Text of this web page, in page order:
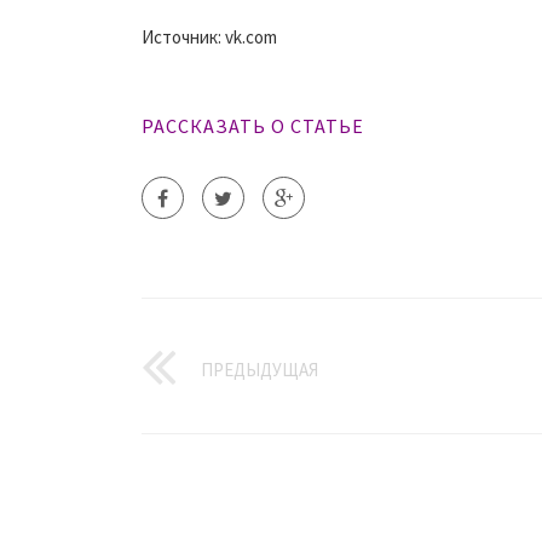
Источник: vk.com
РАССКАЗАТЬ О СТАТЬЕ
ПРЕДЫДУЩАЯ